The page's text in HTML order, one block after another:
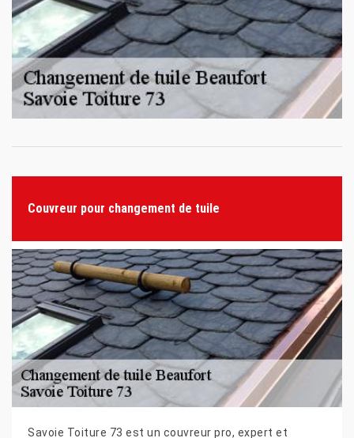
Couvreur pour changement de tuile
Savoie Toiture 73 est un couvreur pro, expert et